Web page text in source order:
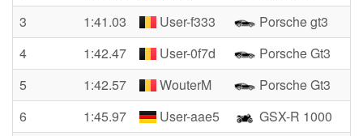
3
1:41.03 User-f333
Porsche gt3
4
1:42.47 User-0f7d
Porsche Gt3
5
1:42.57 WouterM
Porsche Gt3
6
1:45.97 User-aae5
GSX-R 1000